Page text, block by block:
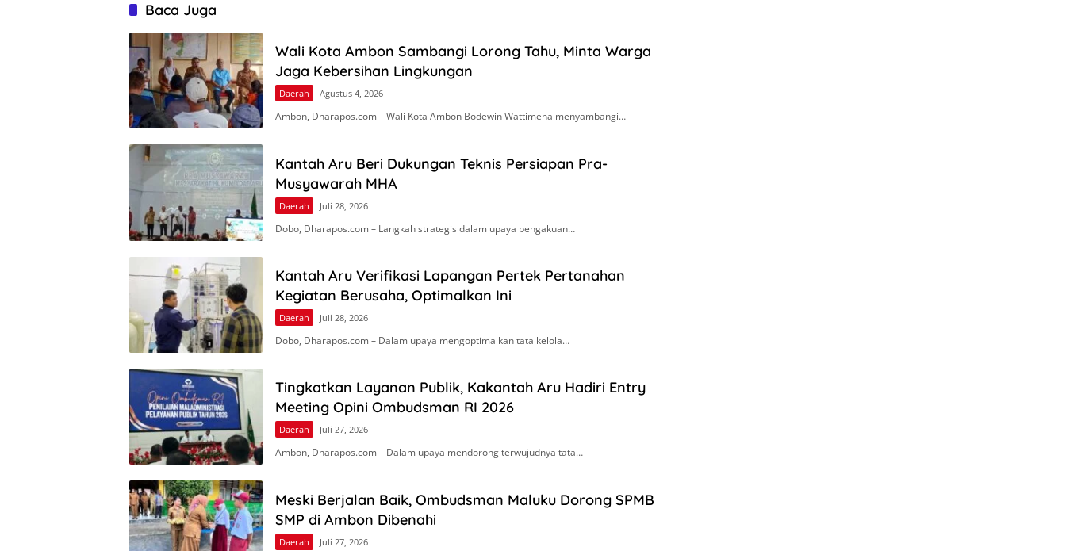
Baca Juga
Wali Kota Ambon Sambangi Lorong Tahu, Minta Warga
Jaga Kebersihan Lingkungan
Daerah Agustus 4, 2026
Ambon, Dharapos.com – Wali Kota Ambon Bodewin Wattimena menyambangi…
Kantah Aru Beri Dukungan Teknis Persiapan Pra-
Musyawarah MHA
Daerah Juli 28, 2026
Dobo, Dharapos.com – Langkah strategis dalam upaya pengakuan…
Kantah Aru Verifikasi Lapangan Pertek Pertanahan
Kegiatan Berusaha, Optimalkan Ini
Daerah Juli 28, 2026
Dobo, Dharapos.com – Dalam upaya mengoptimalkan tata kelola…
Tingkatkan Layanan Publik, Kakantah Aru Hadiri Entry
Meeting Opini Ombudsman RI 2026
Daerah Juli 27, 2026
Ambon, Dharapos.com – Dalam upaya mendorong terwujudnya tata…
Meski Berjalan Baik, Ombudsman Maluku Dorong SPMB
SMP di Ambon Dibenahi
Daerah Juli 27, 2026